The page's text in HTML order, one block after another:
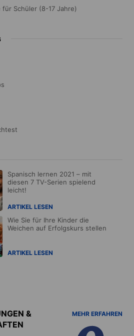
für Schüler (8-17 Jahre)
Spanisch lernen 2021 – mit
diesen 7 TV-Serien spielend
leicht!
ARTIKEL LESEN
Wie Sie für Ihre Kinder die
Weichen auf Erfolgskurs stellen
ARTIKEL LESEN
&
MEHR ERFAHREN